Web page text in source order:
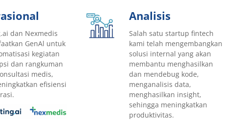
dan Nexmedis
GenAl untuk
kegiatan
dan rangkuman
medis,
efisiensi
Analisis
Salah satu startup fintech
kami telah mengembangkan
solusi internal yang akan
membantu menghasilkan
dan mendebug kode,
menganalisis data,
menghasilkan insight,
sehingga meningkatkan
produktivitas.